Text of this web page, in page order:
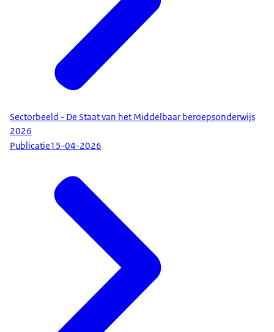
Sectorbeeld - De Staat van het Middelbaar beroepsonderwijs
2026
Publicatie15-04-2026